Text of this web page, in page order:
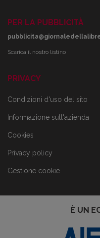
PER LA PUBBLICITÀ
Scarica il nostro listino
PRIVACY
Condizioni d'uso del sito
Informazione sull'azienda
Cookies
Privacy policy
Gestione cookie
È UN